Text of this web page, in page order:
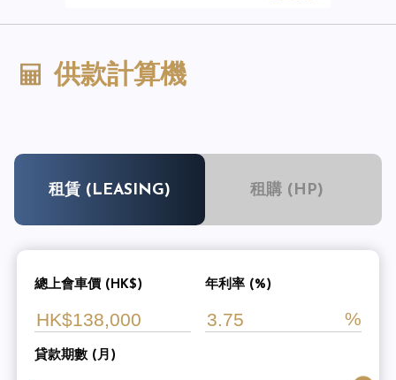
供款計算機
租賃 (LEASING) 租購 (HP)
總上會車價 (HK$) 年利率 (%)
貸款期數 (月)